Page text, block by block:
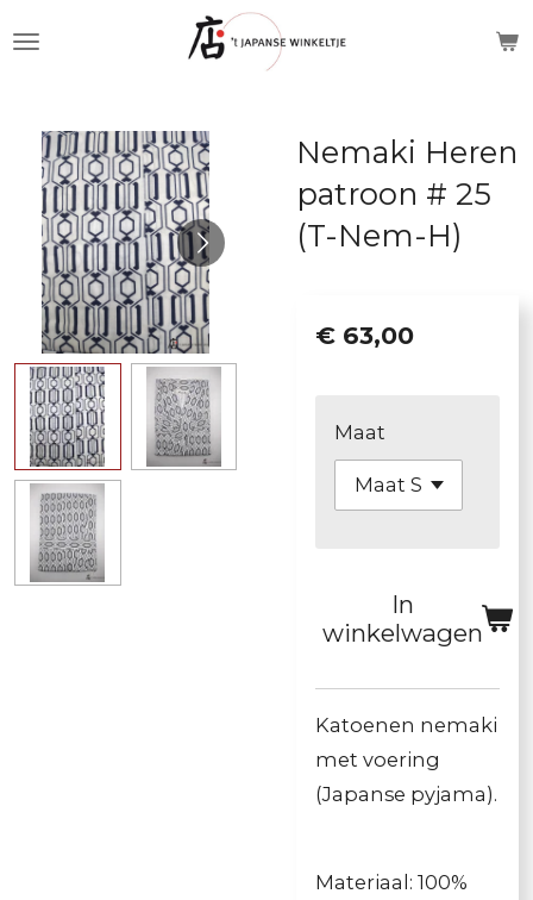
hoofdinhoud
Nemaki Heren
patroon # 25
(T-Nem-H)
€ 63,00
Maat
In
winkelwagen
Katoenen nemaki
met voering
(Japanse pyjama).
Materiaal: 100%